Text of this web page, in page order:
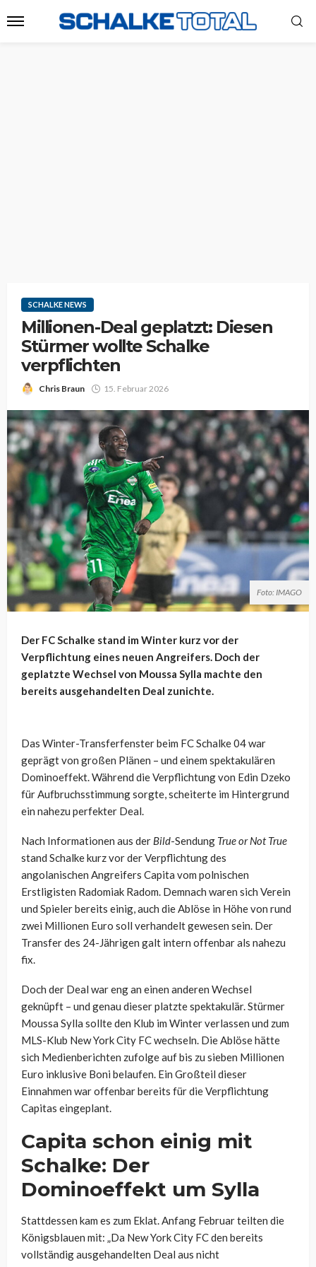
SCHALKE NEWS
Millionen-Deal geplatzt: Diesen
Stürmer wollte Schalke
verpflichten
Chris Braun 15. Februar 2026
Foto: IMAGO
Der FC Schalke stand im Winter kurz vor der
Verpflichtung eines neuen Angreifers. Doch der
geplatzte Wechsel von Moussa Sylla machte den
bereits ausgehandelten Deal zunichte.
Das Winter-Transferfenster beim FC Schalke 04 war
geprägt von großen Plänen – und einem spektakulären
Dominoeffekt. Während die Verpflichtung von Edin Dzeko
für Aufbruchsstimmung sorgte, scheiterte im Hintergrund
ein nahezu perfekter Deal.
Nach Informationen aus der Bild-Sendung True or Not True
stand Schalke kurz vor der Verpflichtung des
angolanischen Angreifers Capita vom polnischen
Erstligisten Radomiak Radom. Demnach waren sich Verein
und Spieler bereits einig, auch die Ablöse in Höhe von rund
zwei Millionen Euro soll verhandelt gewesen sein. Der
Transfer des 24-Jährigen galt intern offenbar als nahezu
fix.
Doch der Deal war eng an einen anderen Wechsel
geknüpft – und genau dieser platzte spektakulär. Stürmer
Moussa Sylla sollte den Klub im Winter verlassen und zum
MLS-Klub New York City FC wechseln. Die Ablöse hätte
sich Medienberichten zufolge auf bis zu sieben Millionen
Euro inklusive Boni belaufen. Ein Großteil dieser
Einnahmen war offenbar bereits für die Verpflichtung
Capitas eingeplant.
Capita schon einig mit
Schalke: Der
Dominoeffekt um Sylla
Stattdessen kam es zum Eklat. Anfang Februar teilten die
Königsblauen mit: „Da New York City FC den bereits
vollständig ausgehandelten Deal aus nicht